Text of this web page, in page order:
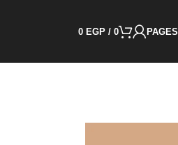
PAGES
0
/
0 EGP